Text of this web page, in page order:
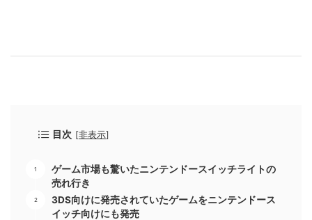
目次 [非表示]
ゲーム市場も驚いたニンテンドースイッチライトの
売れ行き
3DS向けに発売されていたゲームをニンテンドース
イッチ向けにも発売